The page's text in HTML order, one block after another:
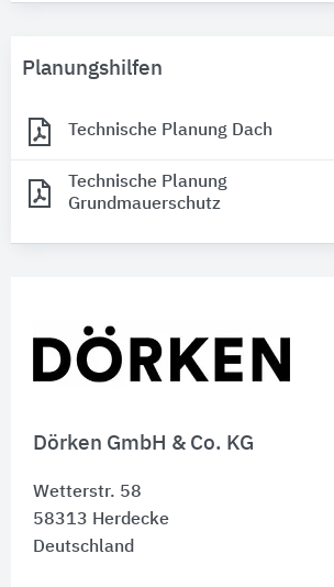
Dörken GmbH & Co. KG
Wetterstr. 58
58313 Herdecke
Deutschland
Planungshilfen
Technische Planung Dach
Technische Planung
Grundmauerschutz